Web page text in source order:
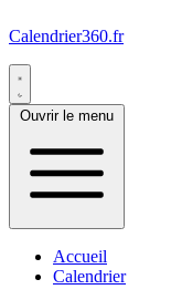
Calendrier360.fr
Ouvrir le menu
Accueil
Calendrier